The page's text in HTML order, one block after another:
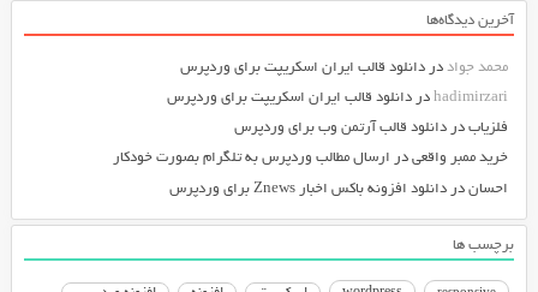
آخرین دیدگاه‌ها
محمد جواددر دانلود قالب ایران اسکریپت برای وردپرس
hadimirzariدر دانلود قالب ایران اسکریپت برای وردپرس
فلزیابدر دانلود قالب آرتمن وب برای وردپرس
خرید ممبر واقعیدر ارسال مطالب وردپرس به تلگرام بصورت خودکار
احساندر دانلود افزونه باکس اخبار Znews برای وردپرس
برچسب ها